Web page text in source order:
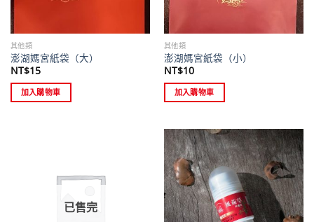
其他類
澎湖媽宮紙袋（大）
NT$15
加入購物車
其他類
澎湖媽宮紙袋（小）
NT$10
加入購物車
已售完